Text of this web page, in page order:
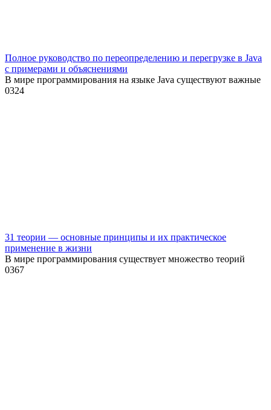
Полное руководство по переопределению и перегрузке в Java
с примерами и объяснениями
В мире программирования на языке Java существуют важные
0324
31 теории — основные принципы и их практическое
применение в жизни
В мире программирования существует множество теорий
0367